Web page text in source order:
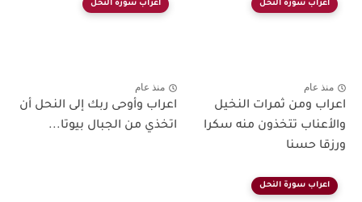
اعراب سورة النحل
منذ عام
اعراب ومن ثمرات النخيل
والأعناب تتخذون منه سكرا
ورزقا حسنا
اعراب سورة النحل
منذ عام
اعراب وأوحى ربك إلى النحل أن
اتخذي من الجبال بيوتا...
اعراب سورة النحل